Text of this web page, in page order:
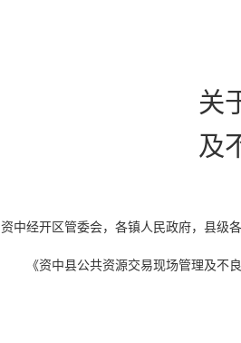
关
及
资中经开区管委会，各镇人民政府，县级各
《资中县公共资源交易现场管理及不